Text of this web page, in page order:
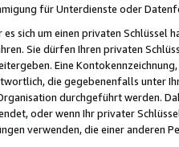
für Unterdienste oder
sich um einen privaten
Sie dürfen Ihren privaten
Eine
die gegebenenfalls unter
durchgeführt werden.
oder wenn Ihr privater
verwenden, die einer anderen